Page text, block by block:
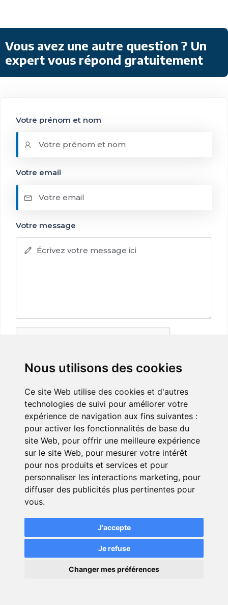
Nous utilisons des cookies
Ce site Web utilise des cookies et d'autres
technologies de suivi pour améliorer votre
expérience de navigation aux fins suivantes :
pour activer les fonctionnalités de base du
site Web, pour offrir une meilleure expérience
sur le site Web, pour mesurer votre intérêt
pour nos produits et services et pour
personnaliser les interactions marketing, pour
diffuser des publicités plus pertinentes pour
vous.
J'accepte
Je refuse
Changer mes préférences
Vous avez une autre question ? Un
expert vous répond gratuitement
Votre prénom et nom
Votre email
Votre message
Envoyer
* Les tarifications proposées par les formulaires
sont gérées par nos partenaires.Consultez tous
les détails à la page 6 de nos CGU de la page
avis assurance intitulée « Informations relatives
administrés par des entreprises tierces »
Les tarifs présentés sont indiqués à titre
indicatif et représentent les prix minimums.